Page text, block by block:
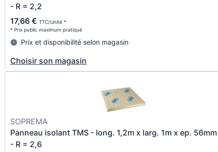
- R = 2,2
17,66 € TTC/Unité *
* Prix public maximum pratiqué
Prix et disponibilité selon magasin
Choisir son magasin
SOPREMA
Panneau isolant TMS - long. 1,2m x larg. 1m x ep. 56mm
- R = 2,6